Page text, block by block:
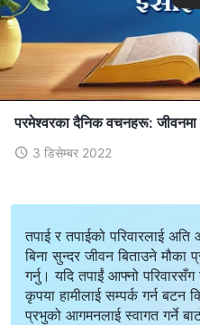
परमेश्‍वरका दैनिक वचनहरू:
3 डिसेम्बर 2022
तपाई र तपाईको परिवारलाई
बिना सुन्दर जीवन बिताउने मौका
गर्नु। यदि तपाईं आफ्नो
कृपया हामीलाई सम्पर्क गर्न बटन
प्रभुको आगमनलाई स्वागत गर्ने